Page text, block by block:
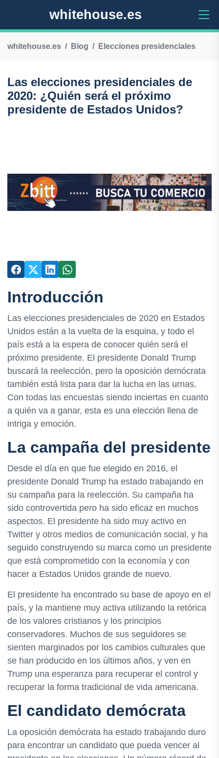
whitehouse.es
whitehouse.es Blog Elecciones presidenciales
Las elecciones presidenciales de
2020: ¿Quién será el próximo
presidente de Estados Unidos?
Introducción
Las elecciones presidenciales de 2020 en Estados
Unidos están a la vuelta de la esquina, y todo el
país está a la espera de conocer quién será el
próximo presidente. El presidente Donald Trump
buscará la reelección, pero la oposición demócrata
también está lista para dar la lucha en las urnas.
Con todas las encuestas siendo inciertas en cuanto
a quién va a ganar, esta es una elección llena de
intriga y emoción.
La campaña del presidente
Desde el día en que fue elegido en 2016, el
presidente Donald Trump ha estado trabajando en
su campaña para la reelección. Su campaña ha
sido controvertida pero ha sido eficaz en muchos
aspectos. El presidente ha sido muy activo en
Twitter y otros medios de comunicación social, y ha
seguido construyendo su marca como un presidente
que está comprometido con la economía y con
hacer a Estados Unidos grande de nuevo.
El presidente ha encontrado su base de apoyo en el
país, y la mantiene muy activa utilizando la retórica
de los valores cristianos y los principios
conservadores. Muchos de sus seguidores se
sienten marginados por los cambios culturales que
se han producido en los últimos años, y ven en
Trump una esperanza para recuperar el control y
recuperar la forma tradicional de vida americana.
El candidato demócrata
La oposición demócrata ha estado trabajando duro
para encontrar un candidato que pueda vencer al